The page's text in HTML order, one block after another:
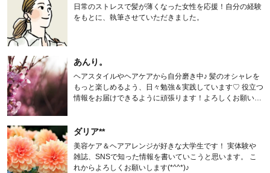
日常のストレスで髪が薄くなった女性を応援！自分の経験
をもとに、執筆させていただきました。
あんり。
ヘアスタイルやヘアケアから自分磨き中♪ 髪のオシャレを
もっと楽しめるよう、日々勉強＆実践しています♡ 役立つ
情報をお届けできるように頑張ります！よろしくお願いし
ダリア**
美容ケア＆ヘアアレンジが好きな大学生です！ 実体験や
雑誌、SNSで知った情報を書いていこうと思います。 こ
れからよろしくお願いします(*^^*)♪